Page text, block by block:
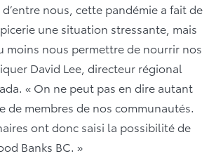
nous, cette pandémie a fait de
une situation stressante, mais
moins nous permettre de nourrir nos
David Lee, directeur régional
« On ne peut pas en dire autant
de membres de nos communautés.
ont donc saisi la possibilité de
Banks BC. »